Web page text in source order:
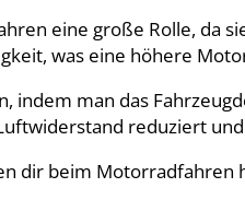
eine große Rolle, da
was eine höhere
man das
reduziert
dir beim